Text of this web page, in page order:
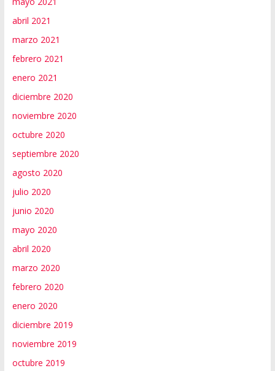
abril 2021
marzo 2021
febrero 2021
enero 2021
diciembre 2020
noviembre 2020
octubre 2020
septiembre 2020
agosto 2020
julio 2020
junio 2020
mayo 2020
abril 2020
marzo 2020
febrero 2020
enero 2020
diciembre 2019
noviembre 2019
octubre 2019